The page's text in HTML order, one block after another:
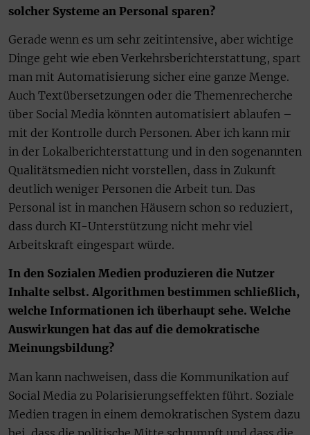
solcher Systeme an Personal sparen?
Gerade wenn es um sehr zeitintensive, aber wichtige
Dinge geht wie eben Verkehrsberichterstattung, spart
man mit Automatisierung sicher eine ganze Menge.
Auch Textübersetzungen oder die Themenrecherche
über Social Media könnten automatisiert ablaufen –
mit der Kontrolle durch Personen. Aber ich kann mir
in der Lokalberichterstattung und in den sogenannten
Qualitätsmedien nicht vorstellen, dass in Zukunft
deutlich weniger Personen die Arbeit tun. Das
Personal ist in manchen Häusern schon so reduziert,
dass durch KI-Unterstützung nicht mehr viel
Arbeitskraft eingespart würde.
In den Sozialen Medien produzieren die Nutzer
Inhalte selbst. Algorithmen bestimmen schließlich,
welche Informationen ich überhaupt sehe. Welche
Auswirkungen hat das auf die demokratische
Meinungsbildung?
Man kann nachweisen, dass die Kommunikation auf
Social Media zu Polarisierungseffekten führt. Soziale
Medien tragen in einem demokratischen System dazu